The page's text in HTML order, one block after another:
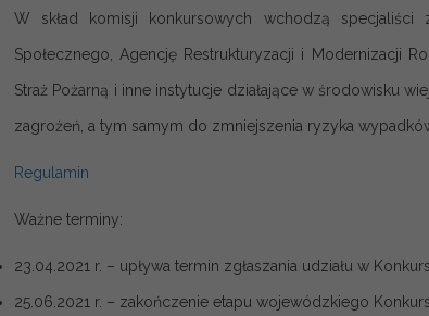
W skład komisji konkursowych wchodzą
Społecznego, Agencję Restrukturyzacji i Modernizacji
Straż Pożarną i inne instytucje działające w środowisku
zagrożeń, a tym samym do zmniejszenia ryzyka
Regulamin
Ważne terminy:
23.04.2021 r. – upływa termin zgłaszania udziału w
25.06.2021 r. – zakończenie etapu wojewódzkiego